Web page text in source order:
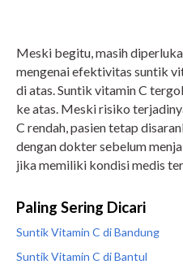
Meski begitu, masih
mengenai efektivitas suntik
di atas. Suntik vitamin C
ke atas. Meski risiko
C rendah, pasien tetap
dengan dokter sebelum
jika memiliki kondisi medis
Paling Sering Dicari
Suntik Vitamin C di Bandung
Suntik Vitamin C di Bantul